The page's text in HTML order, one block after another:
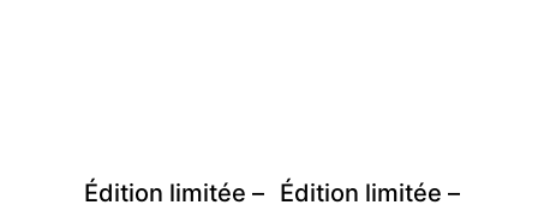
Édition limitée – Édition limitée –